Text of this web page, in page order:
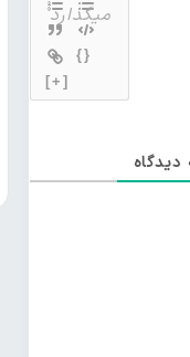
{}
[+]
دیدگاه